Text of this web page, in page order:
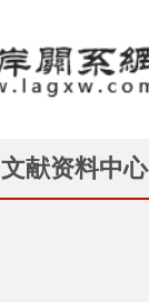
文献资料中心